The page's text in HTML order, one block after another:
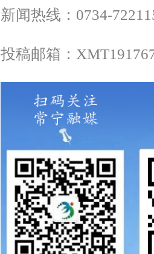
新闻热线：0734-
投稿邮箱：